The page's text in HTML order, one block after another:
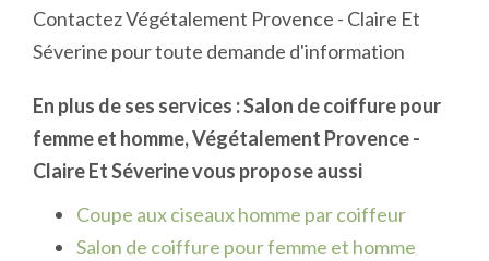
Contactez Végétalement Provence - Claire Et
Séverine pour toute demande d'information
En plus de ses services :Salon de coiffure pour
femme et homme, Végétalement Provence -
Claire Et Séverine vous propose aussi
Coupe aux ciseaux homme par coiffeur
Salon de coiffure pour femme et homme